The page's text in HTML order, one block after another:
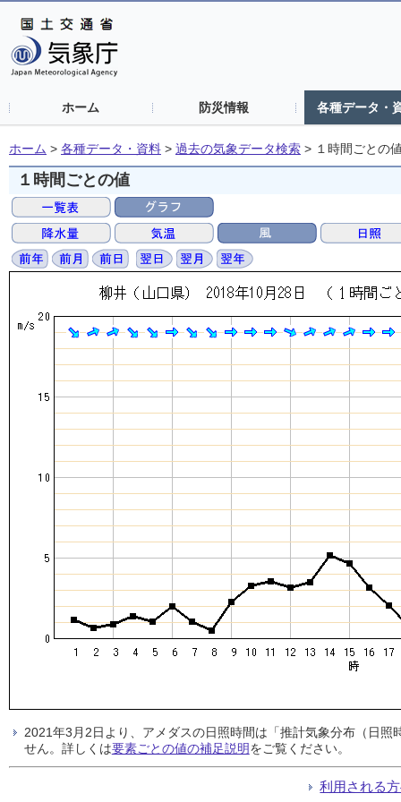
ホーム 防災情報 各種データ・
ホーム > 各種データ・資料 > 過去の気象データ検索 > １時間ごとの
１時間ごとの値
2021年3月2日より、アメダスの日照時間は「推計気象分布（日
せん。詳しくは要素ごとの値の補足説明をご覧ください。
利用される